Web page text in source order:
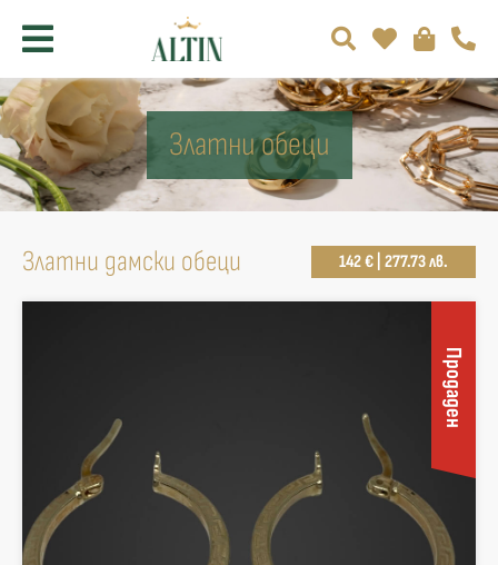
Златни обеци
Златни дамски обеци 142 € | 277.73 лв.
Продаден